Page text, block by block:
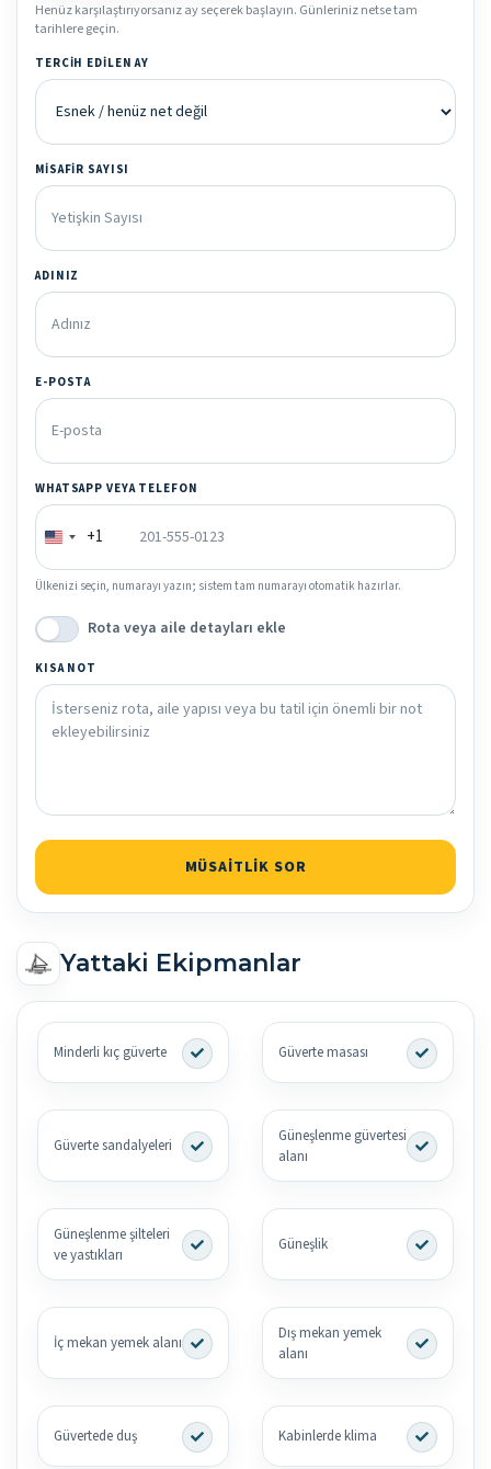
Henüz karşılaştırıyorsanız ay seçerek başlayın. Günleriniz netse tam
tarihlere geçin.
TERCIH EDILEN AY
MISAFIR SAYISI
ADINIZ
E-POSTA
WHATSAPP VEYA TELEFON
+1
Ülkenizi seçin, numarayı yazın; sistem tam numarayı otomatik hazırlar.
Rota veya aile detayları ekle
KISA NOT
MÜSAITLIK SOR
Yattaki Ekipmanlar
Minderli kıç güverte Güverte masası
Güverte sandalyeleri
Güneşlenme güvertesi
alanı
Güneşlenme şilteleri
ve yastıkları
Güneşlik
İç mekan yemek alanı
Dış mekan yemek
alanı
Güvertede duş Kabinlerde klima